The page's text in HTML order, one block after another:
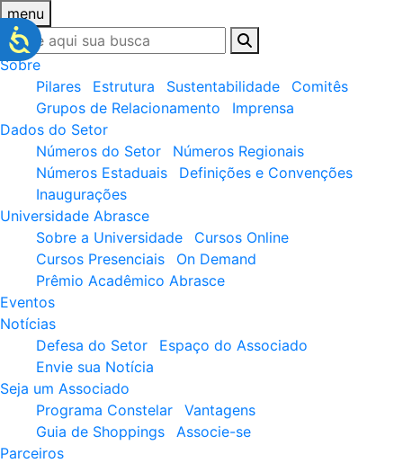
menu
Sobre
Pilares
Estrutura Sustentabilidade
Comitês
Grupos de Relacionamento
Imprensa
Dados do Setor
Números do Setor
Números Regionais
Números Estaduais
Definições e Convenções
Inaugurações
Universidade Abrasce
Sobre a Universidade
Cursos Online
Cursos Presenciais
On Demand
Prêmio Acadêmico Abrasce
Eventos
Notícias
Defesa do Setor
Espaço do Associado
Envie sua Notícia
Seja um Associado
Programa Constelar
Vantagens
Guia de Shoppings
Associe-se
Parceiros